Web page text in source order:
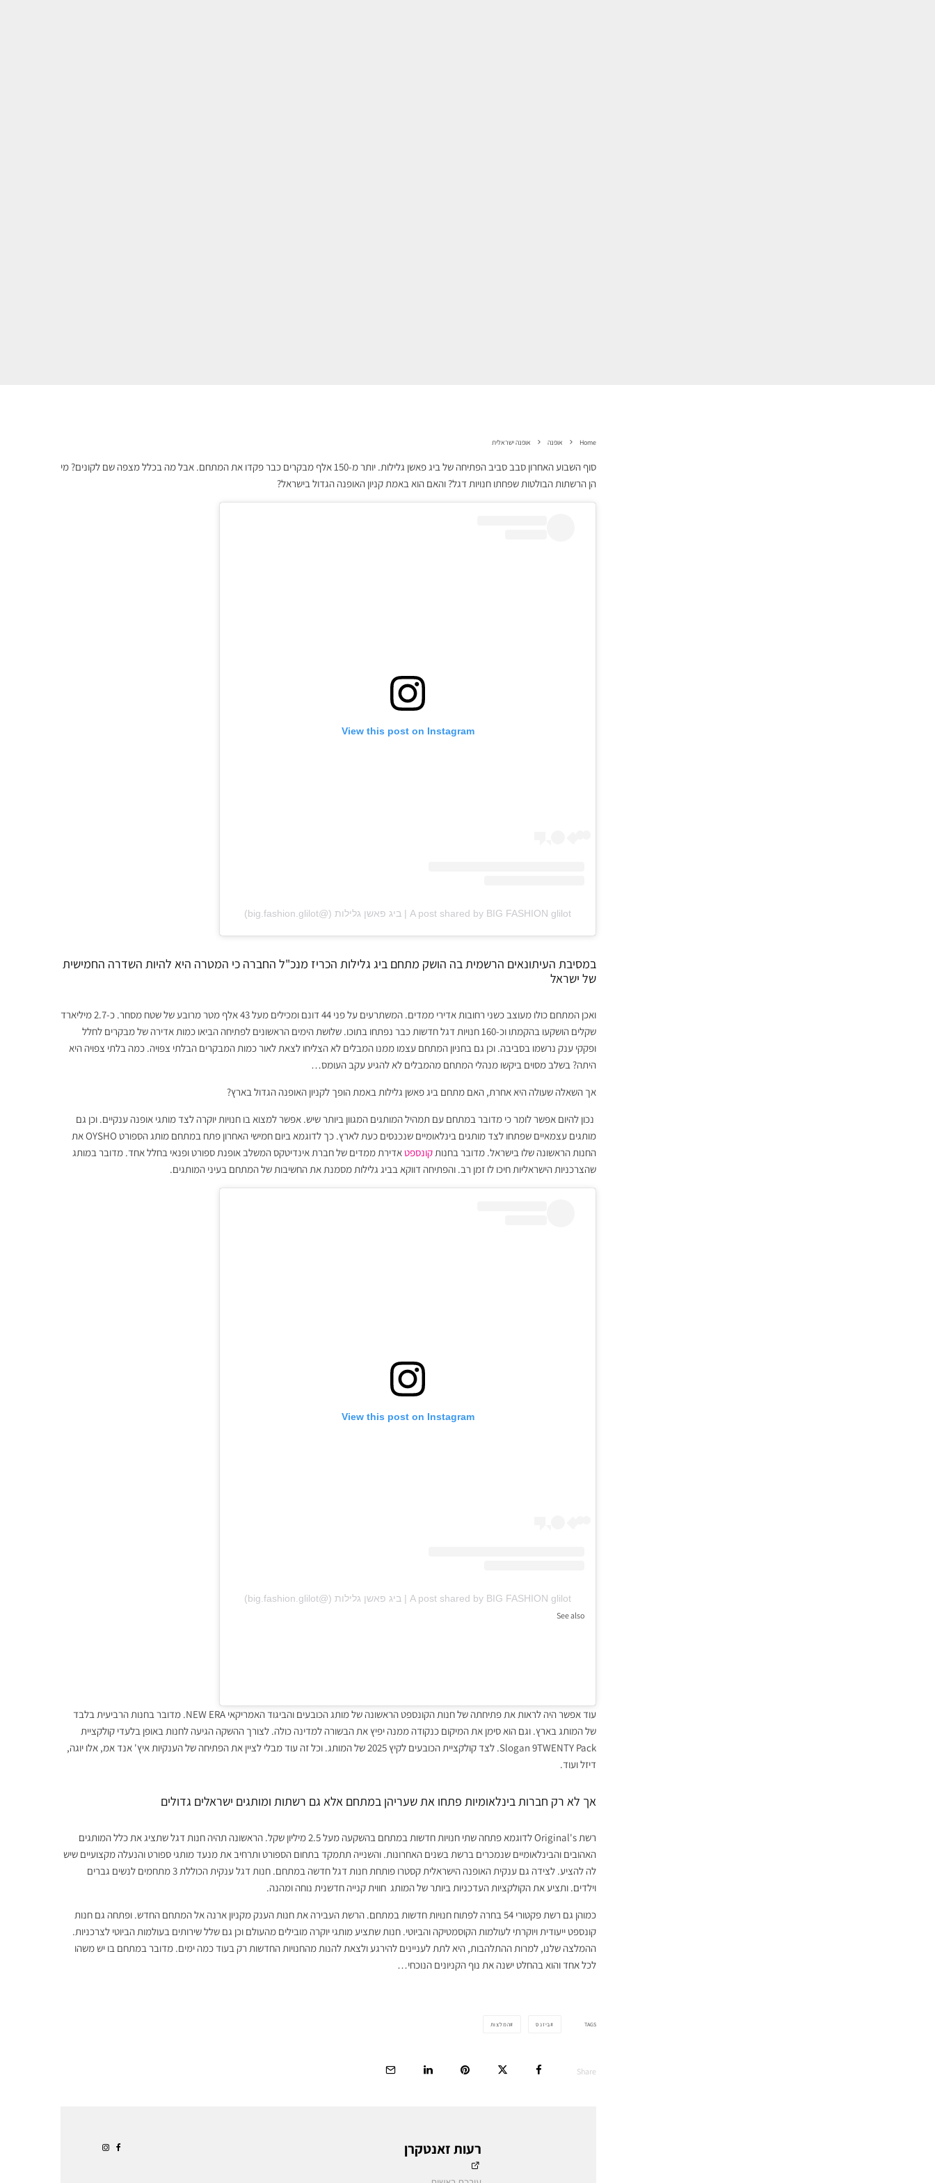
Home אופנה אופנה ישראלית
סוף השבוע האחרון סבב סביב הפתיחה של ביג פאשן גלילות. יותר מ-150 אלף מבקרים כבר פקדו את המתחם. אבל מה בכלל מצפה שם לקונים? מי
הן הרשתות הבולטות שפחתו חנויות דגל? והאם הוא באמת קניון האופנה הגדול בישראל?
View this post on Instagram
A post shared by BIG FASHION glilot | ביג פאשן גלילות (@big.fashion.glilot)
במסיבת העיתונאים הרשמית בה הושק מתחם ביג גלילות הכריז מנכ"ל החברה כי המטרה היא להיות השדרה החמישית
של ישראל
ואכן המתחם כולו מעוצב כשני רחובות אדירי ממדים. המשתרעים על פני 44 דונם ומכילים מעל 43 אלף מטר מרובע של שטח מסחר. כ-2.7 מיליארד
שקלים הושקעו בהקמתו וכ-160 חנויות דגל חדשות כבר נפתחו בתוכו. שלושת הימים הראשונים לפתיחה הביאו כמות אדירה של מבקרים לחלל
ופקקי ענק נרשמו בסביבה. וכן גם בחניון המתחם עצמו ממנו המבלים לא הצליחו לצאת לאור כמות המבקרים הבלתי צפויה. כמה בלתי צפויה היא
היתה? בשלב מסוים ביקשו מנהלי המתחם מהמבלים לא להגיע עקב העומס…
אך השאלה שעולה היא אחרת, האם מתחם ביג פאשן גלילות באמת הופך לקניון האופנה הגדול בארץ?
נכון להיום אפשר לומר כי מדובר במתחם עם תמהיל המותגים המגוון ביותר שיש. אפשר למצוא בו חנויות יוקרה לצד מותגי אופנה ענקיים. וכן גם
מותגים עצמאיים שפתחו לצד מותגים בינלאומיים שנכנסים כעת לארץ. כך לדוגמא ביום חמישי האחרון פתח במתחם מותג הספורט OYSHO את
החנות הראשונה שלו בישראל. מדובר בחנות קונספטאדירת ממדים של חברת אינדיטקס המשלב אופנת ספורט ופנאי בחלל אחד. מדובר במותג
שהצרכניות הישראליות חיכו לו זמן רב. והפתיחה דווקא בביג גלילות מסמנת את החשיבות של המתחם בעיני המותגים.
View this post on Instagram
A post shared by BIG FASHION glilot | ביג פאשן גלילות (@big.fashion.glilot)
See also
עוד אפשר היה לראות את פתיחתה של חנות הקונספט הראשונה של מותג הכובעים והביגוד האמריקאי NEW ERA. מדובר בחנות הרביעית בלבד
של המותג בארץ. וגם הוא סימן את המיקום כנקודה ממנה יפיץ את הבשורה למדינה כולה. לצורך ההשקה הגיעה לחנות באופן בלעדי קולקציית
Slogan 9TWENTY Pack. לצד קולקציית הכובעים לקיץ 2025 של המותג. וכל זה עוד מבלי לציין את הפתיחה של הענקיות איץ' אנד אמ, אלו יוגה,
דיזל ועוד.
אך לא רק חברות בינלאומיות פתחו את שעריהן במתחם אלא גם רשתות ומותגים ישראלים גדולים
רשת Original's לדוגמא פתחה שתי חנויות חדשות במתחם בהשקעה מעל 2.5 מיליון שקל. הראשונה תהיה חנות דגל שתציג את כלל המותגים
האהובים והבינלאומיים שנמכרים ברשת בשנים האחרונות. והשנייה תתמקד בתחום הספורט ותרחיב את מנעד מותגי ספורט והנעלה מקצועיים שיש
לה להציע. לצידה גם ענקית האופנה הישראלית קסטרו פותחת חנות דגל חדשה במתחם. חנות דגל ענקית הכוללת 3 מתחמים לנשים גברים
וילדים. ותציע את הקולקציות העדכניות ביותר של המותג חווית קנייה חדשנית נוחה ומהנה.
כמוהן גם רשת פקטורי 54 בחרה לפתוח חנויות חדשות במתחם. הרשת העבירה את חנות הענק מקניון ארנה אל המתחם החדש. ופתחה גם חנות
קונספט ייעודית ויוקרתי לעולמות הקוסמטיקה והביוטי. חנות שתציע מותגי יוקרה מובילים מהעולם וכן גם שלל שירותים בעולמות הביוטי לצרכניות.
ההמלצה שלנו, למרות ההתלהבות, היא לתת לעניינים להירגע ולצאת להנות מהחנויות החדשות רק בעוד כמה ימים. מדובר במתחם בו יש משהו
לכל אחד והוא בהחלט ישנה את נוף הקניונים הנוכחי…
TAGS ביזנס המלצות
Share
רעות זאנטקרן